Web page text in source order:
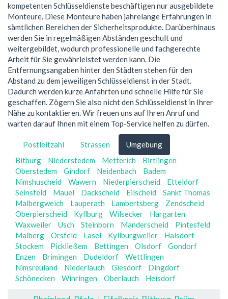
kompetenten Schlüsseldienste beschäftigen nur ausgebildete
Monteure. Diese Monteure haben jahrelange Erfahrungen in
sämtlichen Bereichen der Sicherheitsprodukte. Darüberhinaus
werden Sie in regelmäßigen Abständen geschult und
weitergebildet, wodurch professionelle und fachgerechte
Arbeit für Sie gewährleistet werden kann. Die
Entfernungsangaben hinter den Städten stehen für den
Abstand zu dem jeweiligen Schlüsseldienst in der Stadt.
Dadurch werden kurze Anfahrten und schnelle Hilfe für Sie
geschaffen. Zögern Sie also nicht den Schlüsseldienst in Ihrer
Nähe zu kontaktieren. Wir freuen uns auf Ihren Anruf und
warten darauf Ihnen mit einem Top-Service helfen zu dürfen.
Postleitzahl Strassen
Umgebung
Bitburg
Niederstedem Metterich
Birtlingen
Oberstedem
Gindorf Neidenbach
Badem
Nimshuscheid
Wawern Niederpierscheid
Etteldorf
Seinsfeld
Mauel Dackscheid Eilscheid
Sankt Thomas
Malbergweich
Lauperath Lambertsberg
Zendscheid
Oberpierscheid
Kyllburg Wilsecker
Hargarten
Waxweiler
Usch Steinborn Manderscheid
Pintesfeld
Malberg
Orsfeld Lasel Kyllburgweiler
Halsdorf
Stockem
Pickließem Bettingen Olsdorf
Gondorf
Enzen
Brimingen Dudeldorf
Wettlingen
Nimsreuland
Niederlauch Giesdorf
Dingdorf
Schönecken
Winringen Oberlauch Heisdorf